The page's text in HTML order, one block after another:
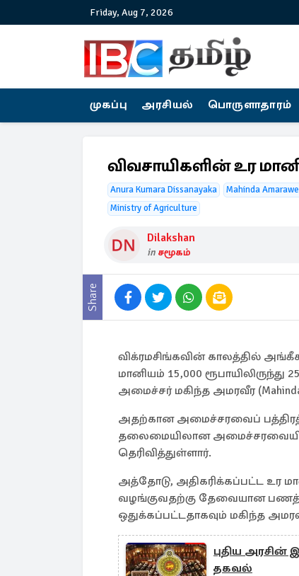
Friday, Aug 7, 2026
முகப்பு அரசியல் பொருளாதாரம்
விவசாயிகளின் உர
Anura Kumara Dissanayaka Mahinda
Ministry of Agriculture
Dilakshan
in சமூகம்
Share
விக்ரமசிங்கவின் காலத்தில்
மானியம் 15,000
அமைச்சர் மகிந்த அமரவீர (Mahinda
அதற்கான அமைச்சரவைப்
தலைமையிலான
தெரிவித்துள்ளார்.
அத்தோடு, அதிகரிக்கப்பட்ட உர
வழங்குவதற்கு தேவையான
ஒதுக்கப்பட்டதாகவும் மகிந்த
புதிய அரசின்
தகவல்